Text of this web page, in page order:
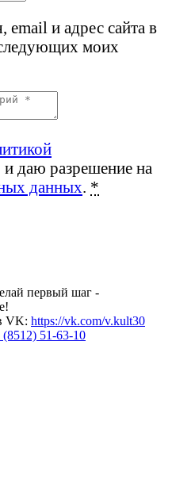
и адрес сайта в
моих
и даю разрешение на
данных. *
первый шаг -
VK: https://vk.com/v.kult30
(8512) 51-63-10